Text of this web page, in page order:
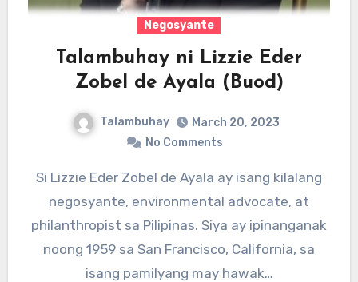
Negosyante
Talambuhay ni Lizzie Eder
Zobel de Ayala (Buod)
Talambuhay
March 20, 2023
No Comments
Si Lizzie Eder Zobel de Ayala ay isang kilalang
negosyante, environmental advocate, at
philanthropist sa Pilipinas. Siya ay ipinanganak
noong 1959 sa San Francisco, California, sa
isang pamilyang may hawak…